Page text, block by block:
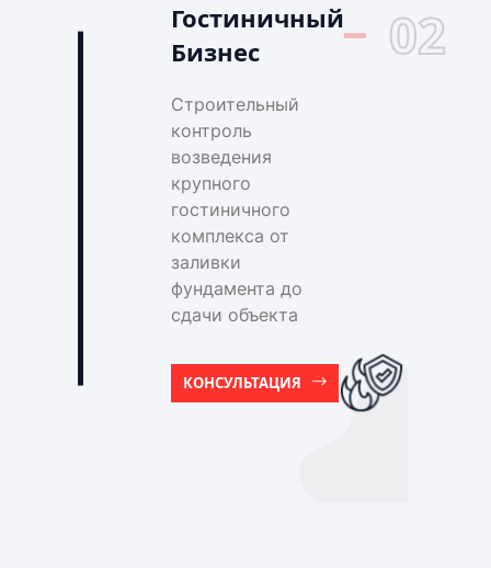
Гостиничный
Бизнес
02
Строительный
контроль
возведения
крупного
гостиничного
комплекса от
заливки
фундамента до
сдачи объекта
КОНСУЛЬТАЦИЯ